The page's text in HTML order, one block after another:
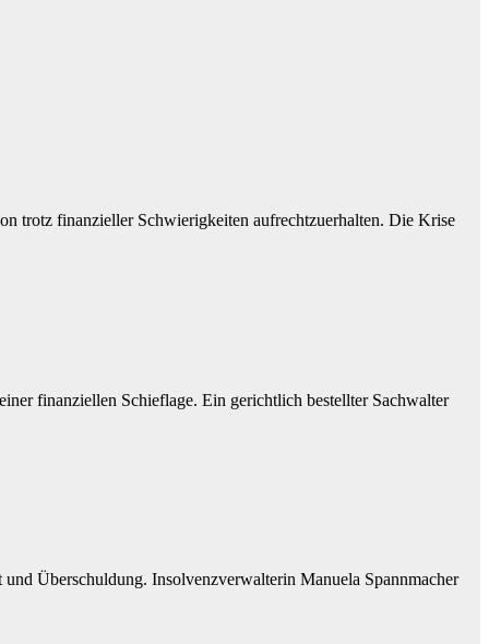
trotz finanzieller Schwierigkeiten aufrechtzuerhalten. Die Krise
finanziellen Schieflage. Ein gerichtlich bestellter Sachwalter
Überschuldung. Insolvenzverwalterin Manuela Spannmacher